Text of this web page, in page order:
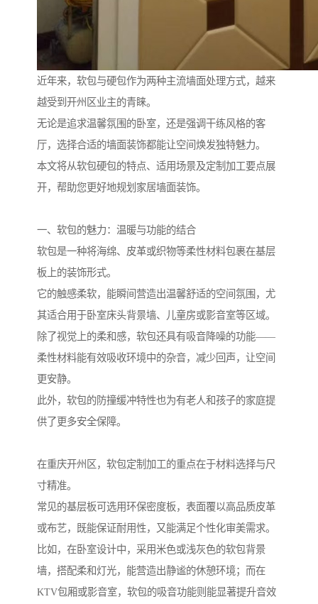
近年来，软包与硬包作为两种主流墙面处理方式，越来
越受到开州区业主的青睐。
无论是追求温馨氛围的卧室，还是强调干练风格的客
厅，选择合适的墙面装饰都能让空间焕发独特魅力。
本文将从软包硬包的特点、适用场景及定制加工要点展
开，帮助您更好地规划家居墙面装饰。
一、软包的魅力：温暖与功能的结合
软包是一种将海绵、皮革或织物等柔性材料包裹在基层
板上的装饰形式。
它的触感柔软，能瞬间营造出温馨舒适的空间氛围，尤
其适合用于卧室床头背景墙、儿童房或影音室等区域。
除了视觉上的柔和感，软包还具有吸音降噪的功能——
柔性材料能有效吸收环境中的杂音，减少回声，让空间
更安静。
此外，软包的防撞缓冲特性也为有老人和孩子的家庭提
供了更多安全保障。
在重庆开州区，软包定制加工的重点在于材料选择与尺
寸精准。
常见的基层板可选用环保密度板，表面覆以高品质皮革
或布艺，既能保证耐用性，又能满足个性化审美需求。
比如，在卧室设计中，采用米色或浅灰色的软包背景
墙，搭配柔和灯光，能营造出静谧的休憩环境；而在
KTV包厢或影音室，软包的吸音功能则能显著提升音效